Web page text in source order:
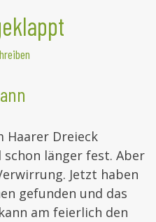
Haarer Dreieck
länger fest. Aber
Jetzt haben
gefunden und das
am feierlich den